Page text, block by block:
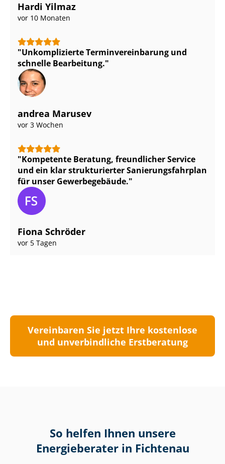
Hardi Yilmaz
vor 10 Monaten
Unkomplizierte Ter­min­ver­ein­ba­rung und
schnelle Bearbeitung.
andrea Marusev
vor 3 Wochen
Kompetente Beratung, freundlicher Service
und ein klar strukturierter Sa­nie­rungs­fahr­plan
für unser Gewerbegebäude.
Fiona Schröder
vor 5 Tagen
Vereinbaren Sie jetzt Ihre kostenlose
und unverbindliche Erstberatung
So helfen Ihnen unsere
Energieberater in Fichtenau